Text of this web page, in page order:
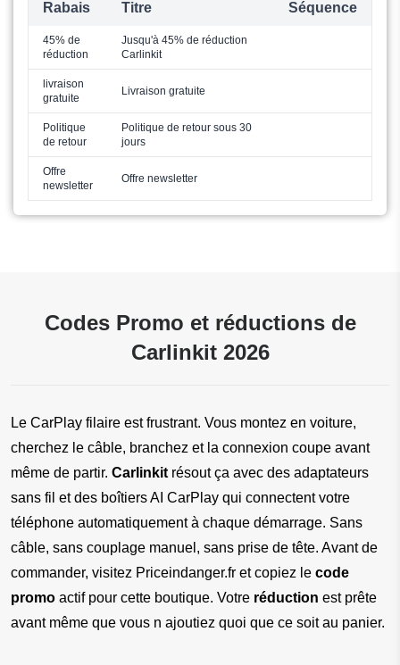
Rabais Titre Séquence
45% de
réduction
Jusqu'à 45% de réduction
Carlinkit
livraison
gratuite
Livraison gratuite
Politique
de retour
Politique de retour sous 30
jours
Offre
newsletter
Offre newsletter
Codes Promo et réductions de
Carlinkit 2026
Le CarPlay filaire est frustrant. Vous montez en voiture,
cherchez le câble, branchez et la connexion coupe avant
même de partir. Carlinkit résout ça avec des adaptateurs
sans fil et des boîtiers AI CarPlay qui connectent votre
téléphone automatiquement à chaque démarrage. Sans
câble, sans couplage manuel, sans prise de tête. Avant de
commander, visitez Priceindanger.fr et copiez le code
promo actif pour cette boutique. Votre réduction est prête
avant même que vous n ajoutiez quoi que ce soit au panier.